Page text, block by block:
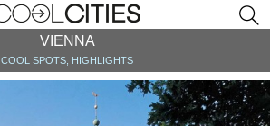
VIENNA
COOL SPOTS, HIGHLIGHTS